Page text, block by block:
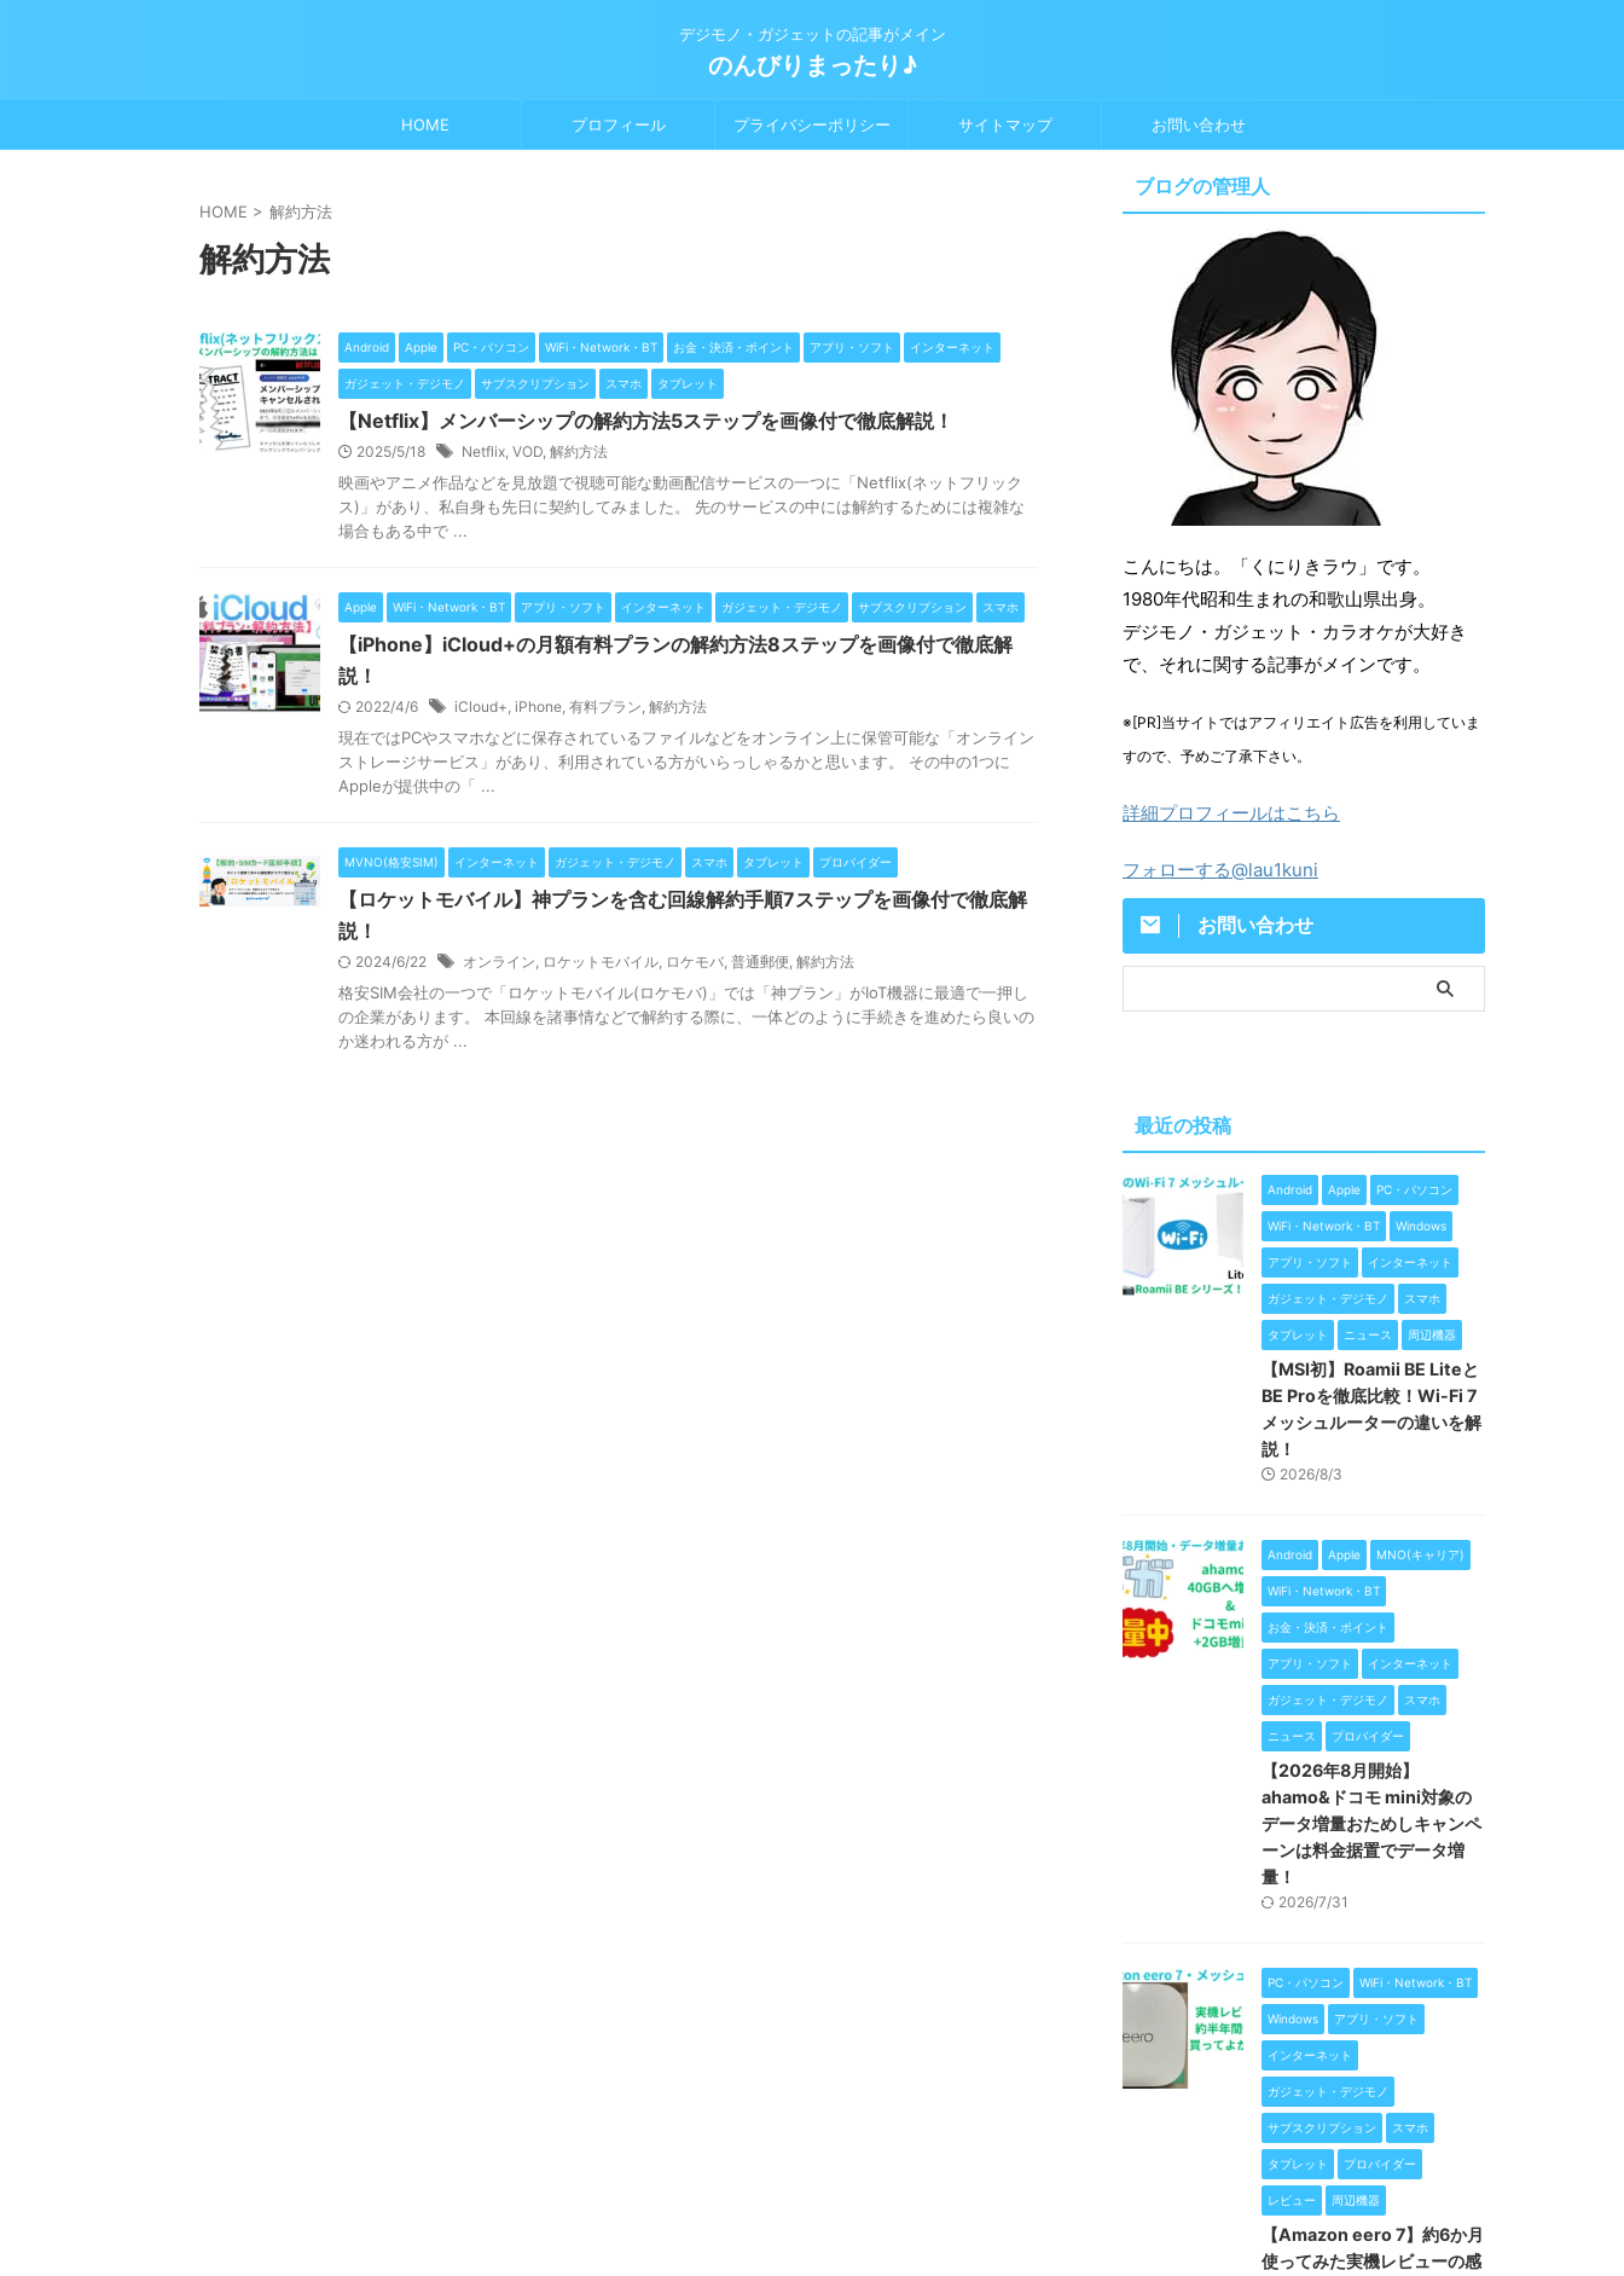
デジモノ・ガジェットの記事がメイン
のんびりまったり♪
HOME プロフィール プライバシーポリシー サイトマップ お問い合わせ
HOME > 解約方法
解約方法
Android Apple PC・パソコン WiFi・Network・BT お金・決済・ポイント アプリ・ソフト インターネット
ガジェット・デジモノ サブスクリプション スマホ タブレット
【Netflix】メンバーシップの解約方法5ステップを画像付で徹底解説！
2025/5/18 Netflix, VOD, 解約方法
映画やアニメ作品などを見放題で視聴可能な動画配信サービスの一つに「Netflix(ネットフリック
ス)」があり、私自身も先日に契約してみました。 先のサービスの中には解約するためには複雑な
場合もある中で ...
Apple WiFi・Network・BT アプリ・ソフト インターネット ガジェット・デジモノ サブスクリプション スマホ
【iPhone】iCloud+の月額有料プランの解約方法8ステップを画像付で徹底解
説！
2022/4/6 iCloud+, iPhone, 有料プラン, 解約方法
現在ではPCやスマホなどに保存されているファイルなどをオンライン上に保管可能な「オンライン
ストレージサービス」があり、利用されている方がいらっしゃるかと思います。 その中の1つに
Appleが提供中の「 ...
MVNO(格安SIM) インターネット ガジェット・デジモノ スマホ タブレット プロバイダー
【ロケットモバイル】神プランを含む回線解約手順7ステップを画像付で徹底解
説！
2024/6/22 オンライン, ロケットモバイル, ロケモバ, 普通郵便, 解約方法
格安SIM会社の一つで「ロケットモバイル(ロケモバ)」では「神プラン」がIoT機器に最適で一押し
の企業があります。 本回線を諸事情などで解約する際に、一体どのように手続きを進めたら良いの
か迷われる方が ...
ブログの管理人
こんにちは。「くにりきラウ」です。
1980年代昭和生まれの和歌山県出身。
デジモノ・ガジェット・カラオケが大好き
で、それに関する記事がメインです。
※[PR]当サイトではアフィリエイト広告を利用していま
すので、予めご了承下さい。
詳細プロフィールはこちら
フォローする@lau1kuni
お問い合わせ
最近の投稿
Android Apple PC・パソコン
WiFi・Network・BT Windows
アプリ・ソフト インターネット
ガジェット・デジモノ スマホ
タブレット ニュース 周辺機器
【MSI初】Roamii BE Liteと
BE Proを徹底比較！Wi-Fi 7
メッシュルーターの違いを解
説！
2026/8/3
Android Apple MNO(キャリア)
WiFi・Network・BT
お金・決済・ポイント
アプリ・ソフト インターネット
ガジェット・デジモノ スマホ
ニュース プロバイダー
【2026年8月開始】
ahamo&ドコモ mini対象の
データ増量おためしキャンペ
ーンは料金据置でデータ増
量！
2026/7/31
PC・パソコン WiFi・Network・BT
Windows アプリ・ソフト
インターネット
ガジェット・デジモノ
サブスクリプション スマホ
タブレット プロバイダー
レビュー 周辺機器
【Amazon eero 7】約6か月
使ってみた実機レビューの感